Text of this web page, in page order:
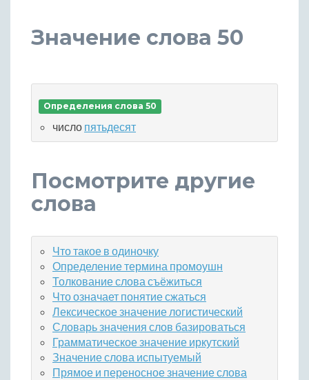
Значение слова 50
Определения слова 50
число пятьдесят
Посмотрите другие
слова
Что такое в одиночку
Определение термина промоушн
Толкование слова съёжиться
Что означает понятие сжаться
Лексическое значение логистический
Словарь значения слов базироваться
Грамматическое значение иркутский
Значение слова испытуемый
Прямое и переносное значение слова